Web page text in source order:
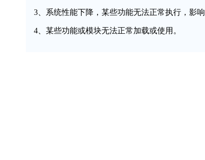
3、系统性能下降，某些功能无法正常执行，影响
4、某些功能或模块无法正常加载或使用。